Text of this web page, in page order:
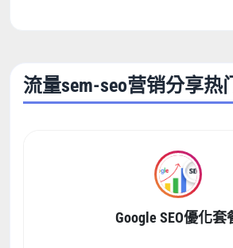
流量sem-seo营销分享热
Google SEO優化套